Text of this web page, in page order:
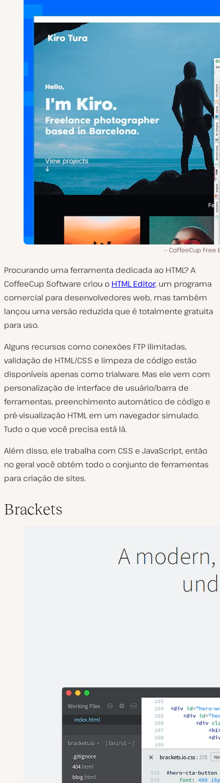
CoffeeCup Free
Procurando uma ferramenta dedicada ao HTML? A
CoffeeCup Software criou o HTML Editor, um programa
comercial para desenvolvedores web, mas também
lançou uma versão reduzida que é totalmente gratuita
para uso.
Alguns recursos como conexões FTP ilimitadas,
validação de HTML/CSS e limpeza de código estão
disponíveis apenas como trialware. Mas ele vem com
personalização de interface de usuário/barra de
ferramentas, preenchimento automático de código e
pré-visualização HTML em um navegador simulado.
Tudo o que você precisa está lá.
Além disso, ele trabalha com CSS e JavaScript, então
no geral você obtém todo o conjunto de ferramentas
para criação de sites.
Brackets